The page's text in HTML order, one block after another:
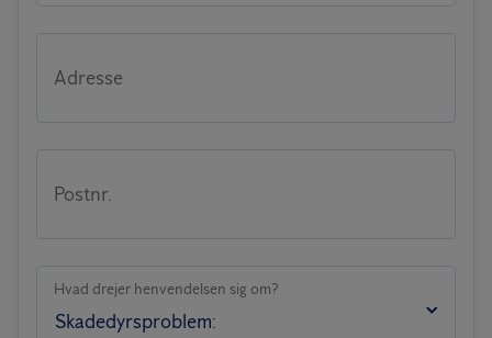
Adresse
Postnr.
Hvad drejer henvendelsen sig om?